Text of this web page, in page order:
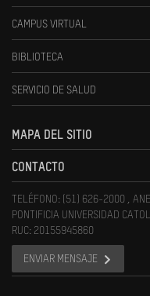
CAMPUS VIRTUAL
BIBLIOTECA
SERVICIO DE SALUD
MAPA DEL SITIO
CONTACTO
TELÉFONO: (51) 626-2000 ,
PONTIFICIA UNIVERSIDAD
RUC: 20155945860
ENVIAR MENSAJE